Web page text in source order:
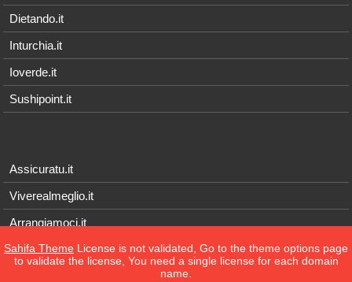
Dietando.it
Inturchia.it
Ioverde.it
Sushipoint.it
Assicuratu.it
Viverealmeglio.it
Arrangiamoci.it
Tecnichef.it
Sahifa Theme License is not validated, Go to the theme options page
to validate the license, You need a single license for each domain
name.